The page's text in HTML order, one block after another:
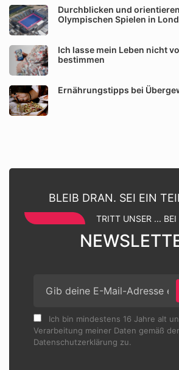
Durchblicken und
Olympischen Spielen in
Ich lasse mein Leben nicht
bestimmen
Ernährungstipps bei
BLEIB DRAN. SEI EIN
TRITT UNSER ... BEI
Ich bin mindestens 16 Jahre alt
Verarbeitung meiner Daten gemäß der
Datenschutzerklärung zu.